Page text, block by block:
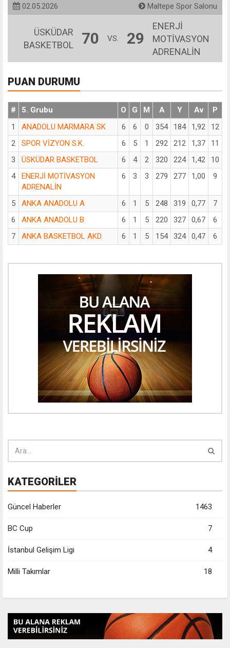
02.05.2026 Maltepe Spor Salonu
ÜSKÜDAR
BASKETBOL
70 VS. 29
ENERJİ
MOTİVASYON
ADRENALİN
PUAN DURUMU
# 5. Grubu O G M A Y Av
P
1
ANADOLU MARMARA SK 6 6 0 354 184 1,92
12
2
SPOR VİZYON S.K. 6 5 1 292 212 1,37
11
3
ÜSKÜDAR BASKETBOL 6 4 2 320 224 1,42
10
4
ENERJİ MOTİVASYON
ADRENALİN
6 3 3 279 277 1,00 9
5 ANKA ANADOLU A 6 1 5 248 319 0,77
7
6
ANKA ANADOLU B 6 1 5 220 327 0,67
6
7
ANKA BASKETBOL AKD. 6 1 5 154 324 0,47 6
KATEGORİLER
Güncel Haberler 1463
BC Cup 7
İstanbul Gelişim Ligi 4
Milli Takımlar 18